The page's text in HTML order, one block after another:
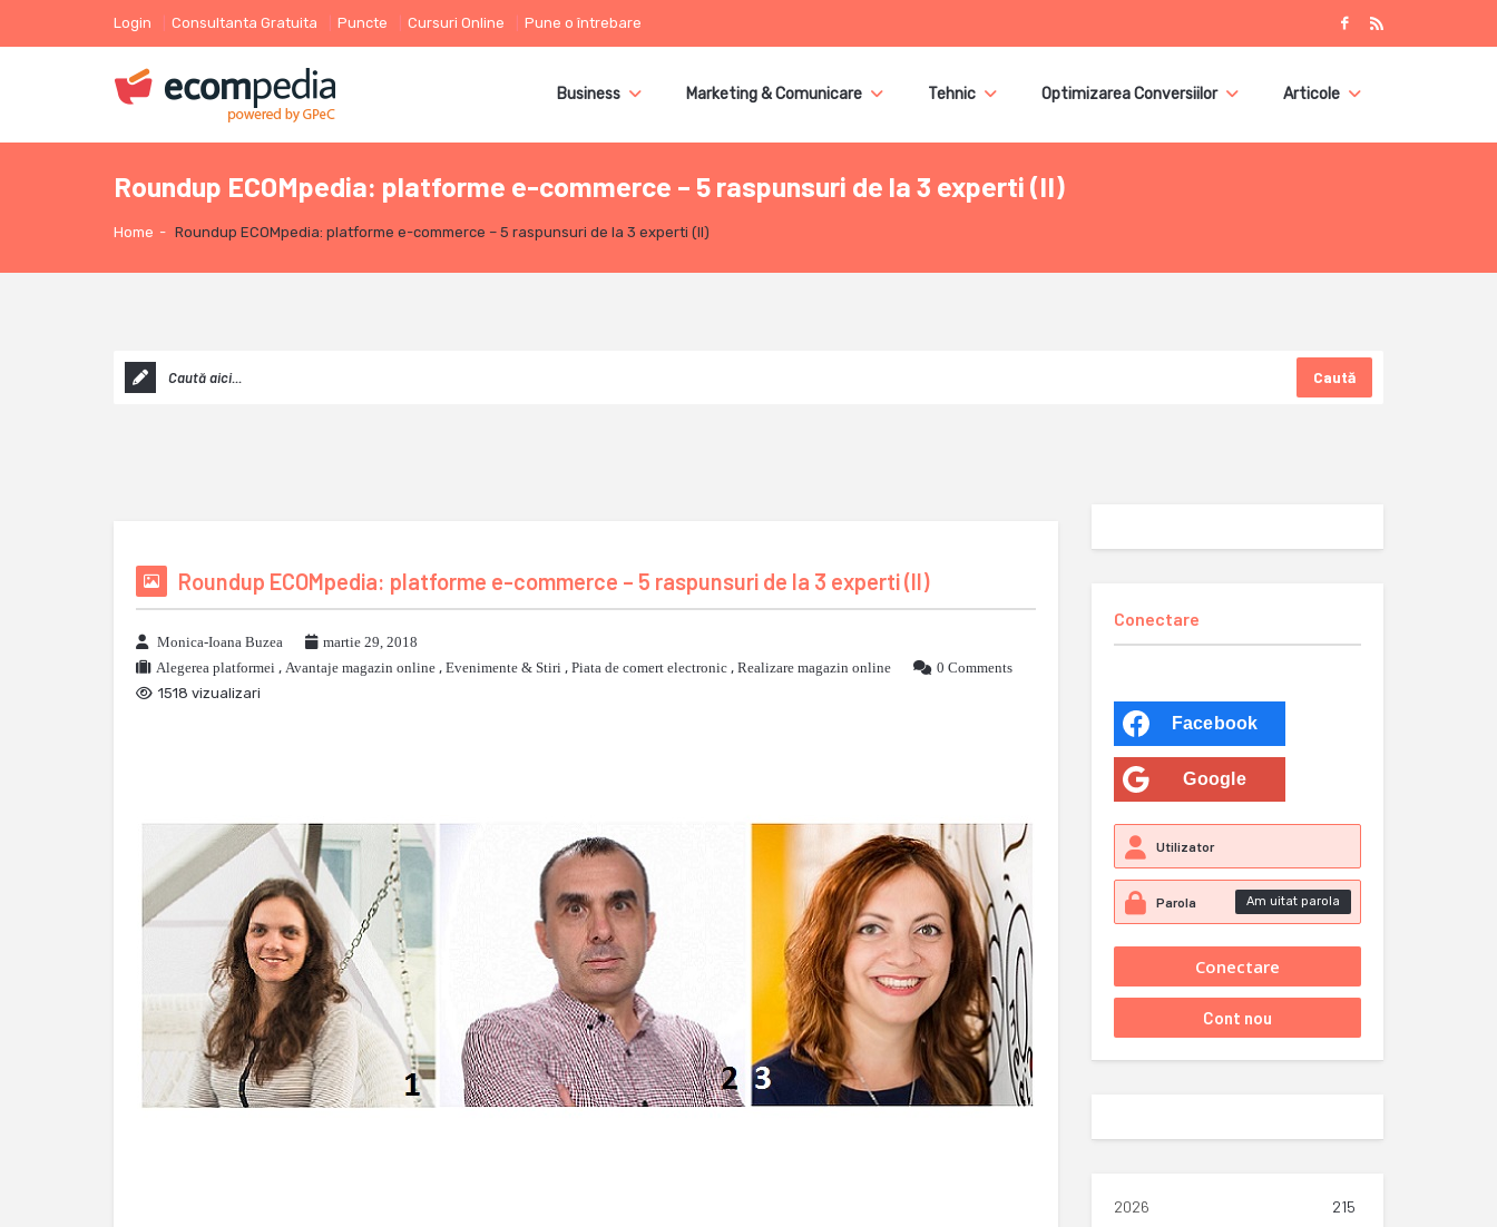
Login Consultanta Gratuita Puncte Cursuri Online Pune o întrebare
Business Marketing & Comunicare Tehnic Optimizarea Conversiilor Articole
Roundup ECOMpedia: platforme e-commerce – 5 raspunsuri de la 3 experti (II)
Home - Roundup ECOMpedia: platforme e-commerce – 5 raspunsuri de la 3 experti (II)
Caută
Roundup ECOMpedia: platforme e-commerce – 5 raspunsuri de la 3 experti (II)
Monica-Ioana Buzea
martie 29, 2018
Alegerea platformei , Avantaje magazin online , Evenimente & Stiri , Piata de comert electronic , Realizare magazin online
0 Comments
1518 vizualizari
Conectare
Facebook
Google
Am uitat parola
2026 215